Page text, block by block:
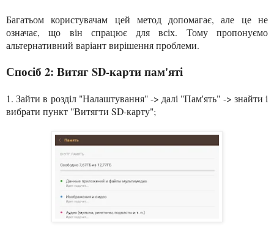
Багатьом користувачам цей метод допомагає, але це не
означає, що він спрацює для всіх. Тому пропонуємо
альтернативний варіант вирішення проблеми.
Спосіб 2: Витяг SD-карти пам'яті
1.Зайти в розділ "Налаштування" -> далі "Пам'ять" -> знайти і
вибрати пункт "Витягти SD-карту";